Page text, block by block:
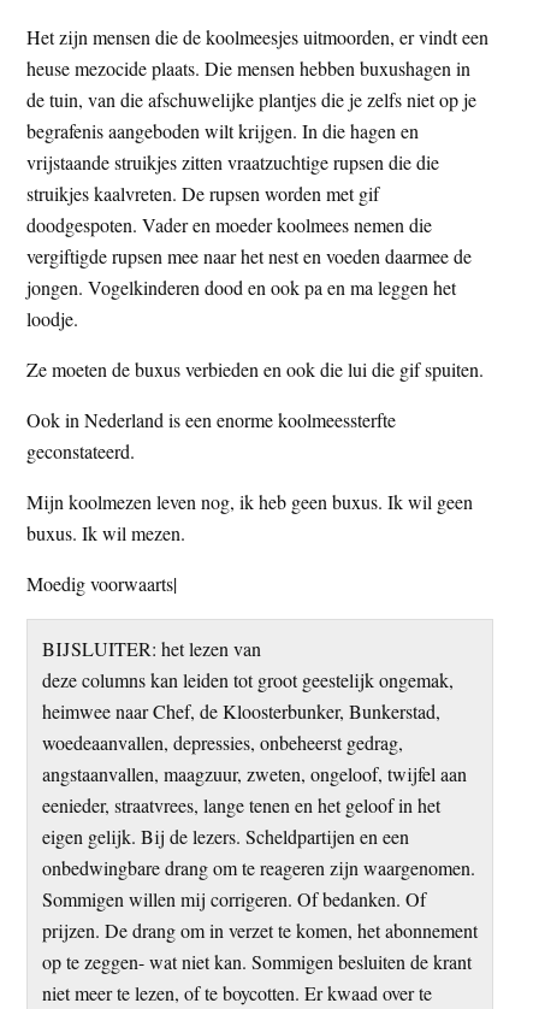
e
Het zijn mensen die de koolmeesjes uitmoorden, er vindt een
heuse mezocide plaats. Die mensen hebben buxushagen in
de tuin, van die afschuwelijke plantjes die je zelfs niet op je
begrafenis aangeboden wilt krijgen. In die hagen en
vrijstaande struikjes zitten vraatzuchtige rupsen die die
struikjes kaalvreten. De rupsen worden met gif
doodgespoten. Vader en moeder koolmees nemen die
vergiftigde rupsen mee naar het nest en voeden daarmee de
jongen. Vogelkinderen dood en ook pa en ma leggen het
loodje.
Ze moeten de buxus verbieden en ook die lui die gif spuiten.
Ook in Nederland is een enorme koolmeessterfte
geconstateerd.
Mijn koolmezen leven nog, ik heb geen buxus. Ik wil geen
buxus. Ik wil mezen.
Moedig voorwaarts|
BIJSLUITER: het lezen van
deze columns kan leiden tot groot geestelijk ongemak,
heimwee naar Chef, de Kloosterbunker, Bunkerstad,
woedeaanvallen, depressies, onbeheerst gedrag,
angstaanvallen, maagzuur, zweten, ongeloof, twijfel aan
eenieder, straatvrees, lange tenen en het geloof in het
eigen gelijk. Bij de lezers. Scheldpartijen en een
onbedwingbare drang om te reageren zijn waargenomen.
Sommigen willen mij corrigeren. Of bedanken. Of
prijzen. De drang om in verzet te komen, het abonnement
op te zeggen- wat niet kan. Sommigen besluiten de krant
niet meer te lezen, of te boycotten. Er kwaad over te